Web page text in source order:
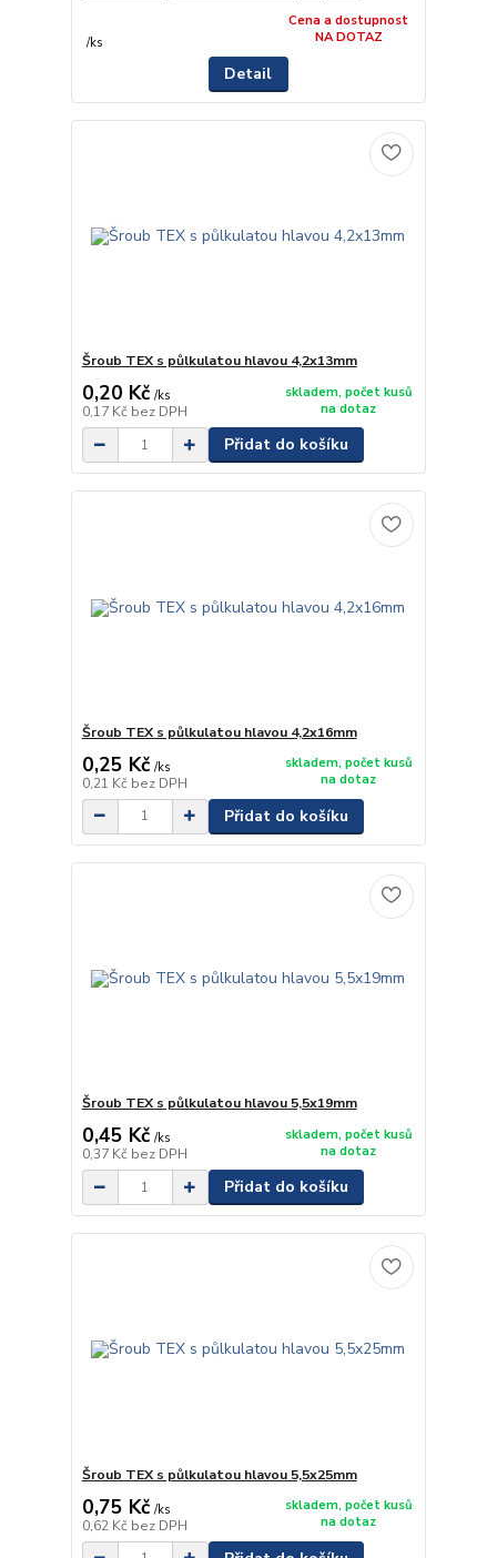
/ks
Cena a dostupnost
NA DOTAZ
Detail
Šroub TEX s půlkulatou hlavou 4,2x13mm
0,20 Kč /ks
0,17 Kč bez DPH
skladem, počet kusů
na dotaz
Přidat do košíku
Šroub TEX s půlkulatou hlavou 4,2x16mm
0,25 Kč /ks
0,21 Kč bez DPH
skladem, počet kusů
na dotaz
Přidat do košíku
Šroub TEX s půlkulatou hlavou 5,5x19mm
0,45 Kč /ks
0,37 Kč bez DPH
skladem, počet kusů
na dotaz
Přidat do košíku
Šroub TEX s půlkulatou hlavou 5,5x25mm
0,75 Kč /ks
0,62 Kč bez DPH
skladem, počet kusů
na dotaz